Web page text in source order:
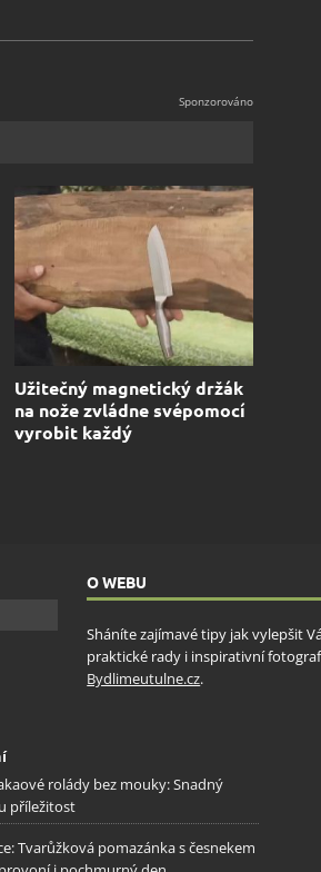
Užitečný magnetický držák
na nože zvládne svépomocí
vyrobit každý
O WEBU
Sháníte zajímavé tipy jak vylepšit
praktické rady i inspirativní
Bydlimeutulne.cz.
rolády bez mouky: Snadný
příležitost
Tvarůžková pomazánka s česnekem